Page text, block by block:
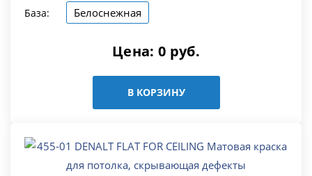
База: Белоснежная
Цена: 0 руб.
В КОРЗИНУ